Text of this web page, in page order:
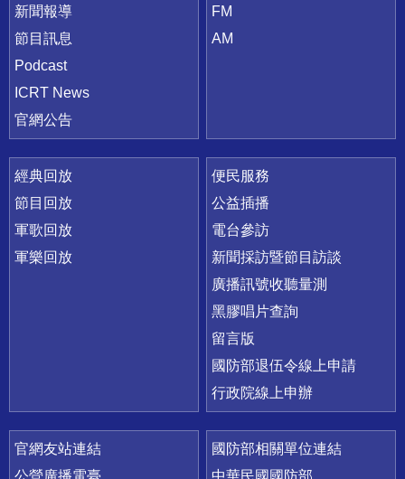
新聞報導
節目訊息
Podcast
ICRT News
官網公告
FM
AM
經典回放
節目回放
軍歌回放
軍樂回放
便民服務
公益插播
電台參訪
新聞採訪暨節目訪談
廣播訊號收聽量測
黑膠唱片查詢
留言版
國防部退伍令線上申請
行政院線上申辦
官網友站連結
國防部相關單位連結